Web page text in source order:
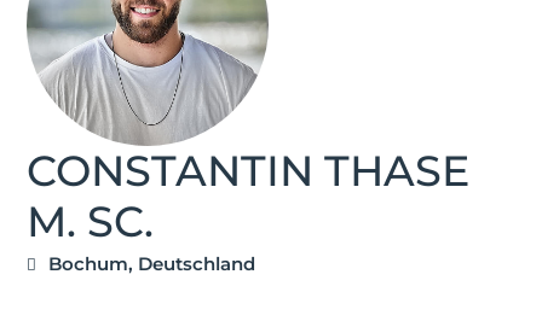
CONSTANTIN THASE
M. SC.
Bochum, Deutschland